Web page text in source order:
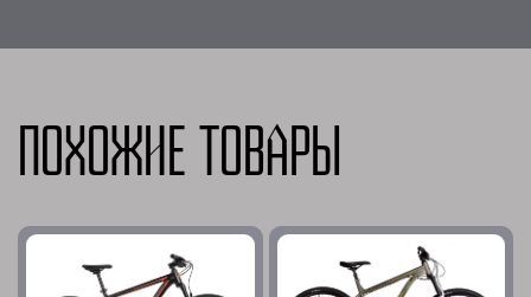
Похожие товары